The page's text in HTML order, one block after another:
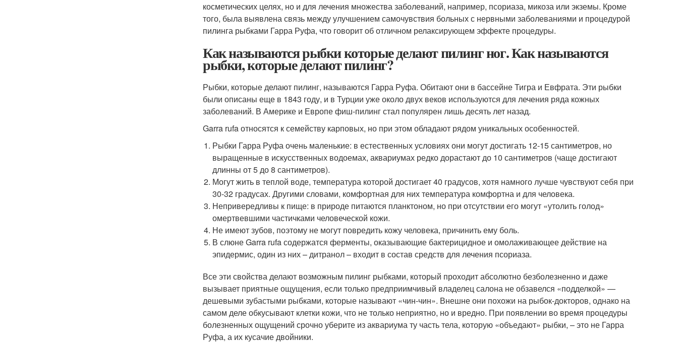
косметических целях, но и для лечения множества заболеваний, например, псориаза, микоза или экземы. Кроме
того, была выявлена связь между улучшением самочувствия больных с нервными заболеваниями и процедурой
пилинга рыбками Гарра Руфа, что говорит об отличном релаксирующем эффекте процедуры.
Как называются рыбки которые делают пилинг ног. Как называются
рыбки, которые делают пилинг?
Рыбки, которые делают пилинг, называются Гарра Руфа. Обитают они в бассейне Тигра и Евфрата. Эти рыбки
были описаны еще в 1843 году, и в Турции уже около двух веков используются для лечения ряда кожных
заболеваний. В Америке и Европе фиш-пилинг стал популярен лишь десять лет назад.
Garra rufa относятся к семейству карповых, но при этом обладают рядом уникальных особенностей.
Рыбки Гарра Руфа очень маленькие: в естественных условиях они могут достигать 12-15 сантиметров, но
выращенные в искусственных водоемах, аквариумах редко дорастают до 10 сантиметров (чаще достигают
длинны от 5 до 8 сантиметров).
Могут жить в теплой воде, температура которой достигает 40 градусов, хотя намного лучше чувствуют себя при
30-32 градусах. Другими словами, комфортная для них температура комфортна и для человека.
Непривередливы к пище: в природе питаются планктоном, но при отсутствии его могут «утолить голод»
омертвевшими частичками человеческой кожи.
Не имеют зубов, поэтому не могут повредить кожу человека, причинить ему боль.
В слюне Garra rufa содержатся ферменты, оказывающие бактерицидное и омолаживающее действие на
эпидермис, один из них – дитранол – входит в состав средств для лечения псориаза.
Все эти свойства делают возможным пилинг рыбками, который проходит абсолютно безболезненно и даже
вызывает приятные ощущения, если только предприимчивый владелец салона не обзавелся «подделкой» —
дешевыми зубастыми рыбками, которые называют «чин-чин». Внешне они похожи на рыбок-докторов, однако на
самом деле обкусывают клетки кожи, что не только неприятно, но и вредно. При появлении во время процедуры
болезненных ощущений срочно уберите из аквариума ту часть тела, которую «объедают» рыбки, – это не Гарра
Руфа, а их кусачие двойники.